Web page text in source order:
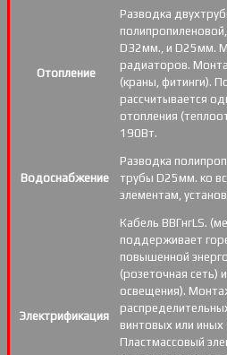
Отопление
Разводка
D32мм., и D25мм.
радиаторов.
(краны, фитинги).
рассчитывается
отопления
190Вт.
Водоснабжение
Разводка
трубы D25мм. ко
элементам,
Электрификация
Кабель ВВГнгLS.
поддерживает
повышенной
(розеточная сеть)
освещения).
винтовых или иных
Пластмассовый